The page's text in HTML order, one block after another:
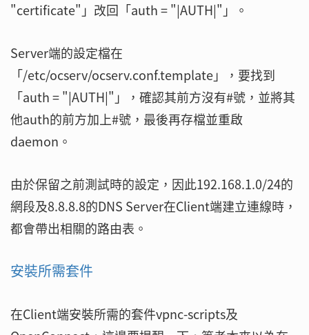
"certificate"」改回「auth = "|AUTH|"」。
Server端的設定檔在
「/etc/ocserv/ocserv.conf.template」，要找到
「auth = "|AUTH|"」，確認其前方沒有#號，並將其
他auth的前方加上#號，最後再存檔並重啟
daemon。
由於保留之前測試時的設定，因此192.168.1.0/24的
網段及8.8.8.8的DNS Server在Client端建立連線時，
都會帶出相關的路由表。
安裝所需套件
在Client端安裝所需的套件vpnc-scripts及